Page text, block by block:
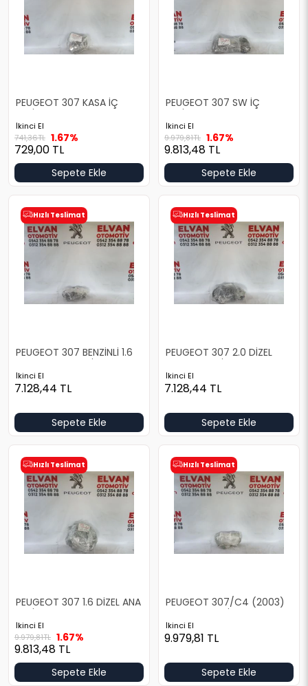
PEUGEOT 307 KASA İÇ
TESİSATI
İkinci El
741,36TL 1.67%
729,00 TL
Sepete Ekle
PEUGEOT 307 SW İÇ
TESİSAT
İkinci El
9.979,81TL 1.67%
9.813,48 TL
Sepete Ekle
Hızlı Teslimat
PEUGEOT 307 BENZİNLİ 1.6
NFV MOTOR TESİSATI
İkinci El
7.128,44 TL
Sepete Ekle
Hızlı Teslimat
PEUGEOT 307 2.0 DİZEL
MOTOR TESİSATI
İkinci El
7.128,44 TL
Sepete Ekle
Hızlı Teslimat
PEUGEOT 307 1.6 DİZEL ANA
TESİSAT
İkinci El
9.979,81TL 1.67%
9.813,48 TL
Sepete Ekle
Hızlı Teslimat
PEUGEOT 307/C4 (2003)
SOL ŞASE TESİSATI
İkinci El
9.979,81 TL
Sepete Ekle